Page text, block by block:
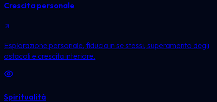
Crescita personale
Esplorazione personale, fiducia in se stessi, superamento degli
ostacoli e crescita interiore.
Spiritualità